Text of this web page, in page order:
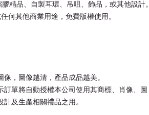
精品、自製耳環、吊咀、飾品，或其他設計。
何其他商業用途，免費版權使用。
，圖像越清，產品成品越美。
訂單將自動授權本公司使用其商標、肖像、圖
及生產相關禮品之用。